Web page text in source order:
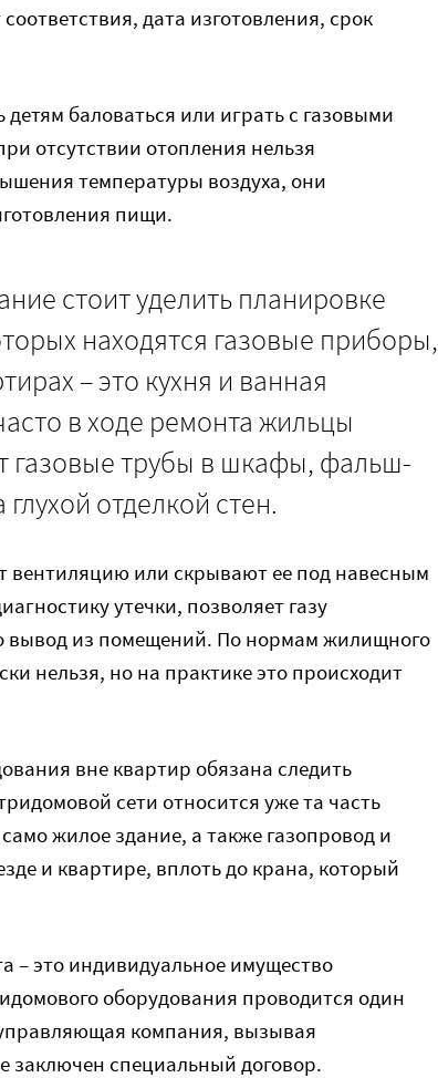
дата изготовления, срок
детям баловаться или играть с газовыми
отсутствии отопления нельзя
температуры воздуха, они
пищи.
стоит уделить планировке
находятся газовые приборы,
– это кухня и ванная
в ходе ремонта жильцы
газовые трубы в шкафы, фальш-
отделкой стен.
вентиляцию или скрывают ее под навесным
утечки, позволяет газу
вывод из помещений. По нормам жилищного
нельзя, но на практике это происходит
вне квартир обязана следить
сети относится уже та часть
жилое здание, а также газопровод и
и квартире, вплоть до крана, который
– это индивидуальное имущество
оборудования проводится один
компания, вызывая
заключен специальный договор.